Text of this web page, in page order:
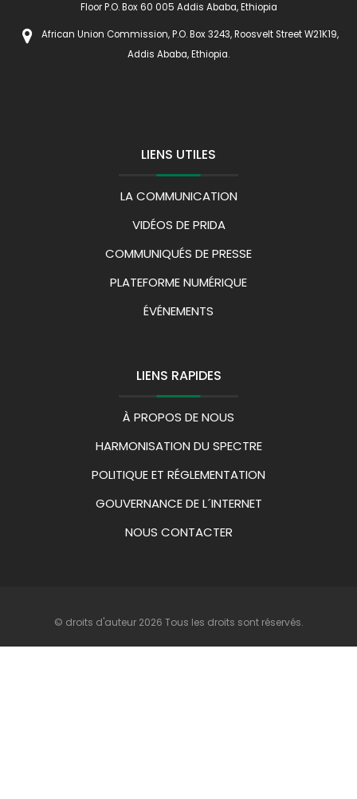
Floor P.O. Box 60 005 Addis Ababa, Ethiopia
African Union Commission, P.O. Box 3243, Roosvelt Street W21K19,
Addis Ababa, Ethiopia.
LIENS UTILES
LA COMMUNICATION
VIDÉOS DE PRIDA
COMMUNIQUÉS DE PRESSE
PLATEFORME NUMÉRIQUE
ÉVÉNEMENTS
LIENS RAPIDES
À PROPOS DE NOUS
HARMONISATION DU SPECTRE
POLITIQUE ET RÉGLEMENTATION
GOUVERNANCE DE L´INTERNET
NOUS CONTACTER
© droits d'auteur 2026 Tous les droits sont réservés.